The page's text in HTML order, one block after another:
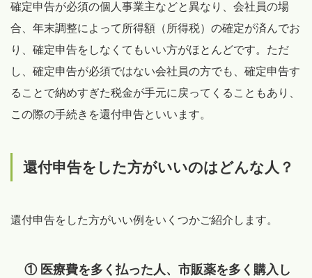
確定申告が必須の個人事業主などと異なり、会社員の場
合、年末調整によって所得額（所得税）の確定が済んでお
り、確定申告をしなくてもいい方がほとんどです。ただ
し、確定申告が必須ではない会社員の方でも、確定申告す
ることで納めすぎた税金が手元に戻ってくることもあり、
この際の手続きを還付申告といいます。
還付申告をした方がいいのはどんな人？
還付申告をした方がいい例をいくつかご紹介します。
① 医療費を多く払った人、市販薬を多く購入し